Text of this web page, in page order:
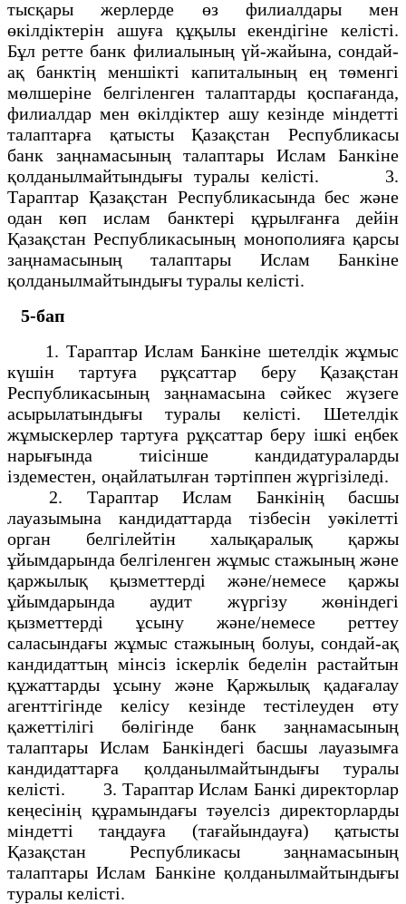
тысқары жерлерде өз филиалдары мен
өкілдіктерін ашуға құқылы екендігіне келісті.
Бұл ретте банк филиалының үй-жайына, сондай-
ақ банктің меншікті капиталының ең төменгі
мөлшеріне белгіленген талаптарды қоспағанда,
филиалдар мен өкілдіктер ашу кезінде міндетті
талаптарға қатысты Қазақстан Республикасы
банк заңнамасының талаптары Ислам Банкіне
қолданылмайтындығы туралы келісті. 3.
Тараптар Қазақстан Республикасында бес және
одан көп ислам банктері құрылғанға дейін
Қазақстан Республикасының монополияға қарсы
заңнамасының талаптары Ислам Банкіне
қолданылмайтындығы туралы келісті.
5-бап
1. Тараптар Ислам Банкіне шетелдік жұмыс
күшін тартуға рұқсаттар беру Қазақстан
Республикасының заңнамасына сәйкес жүзеге
асырылатындығы туралы келісті. Шетелдік
жұмыскерлер тартуға рұқсаттар беру ішкі еңбек
нарығында тиісінше кандидатураларды
іздеместен, оңайлатылған тәртіппен жүргізіледі.
2. Тараптар Ислам Банкінің басшы
лауазымына кандидаттарда тізбесін уәкілетті
орган белгілейтін халықаралық қаржы
ұйымдарында белгіленген жұмыс стажының және
қаржылық қызметтерді және/немесе қаржы
ұйымдарында аудит жүргізу жөніндегі
қызметтерді ұсыну және/немесе реттеу
саласындағы жұмыс стажының болуы, сондай-ақ
кандидаттың мінсіз іскерлік беделін растайтын
құжаттарды ұсыну және Қаржылық қадағалау
агенттігінде келісу кезінде тестілеуден өту
қажеттілігі бөлігінде банк заңнамасының
талаптары Ислам Банкіндегі басшы лауазымға
кандидаттарға қолданылмайтындығы туралы
келісті. 3. Тараптар Ислам Банкі директорлар
кеңесінің құрамындағы тәуелсіз директорларды
міндетті таңдауға (тағайындауға) қатысты
Қазақстан Республикасы заңнамасының
талаптары Ислам Банкіне қолданылмайтындығы
туралы келісті.